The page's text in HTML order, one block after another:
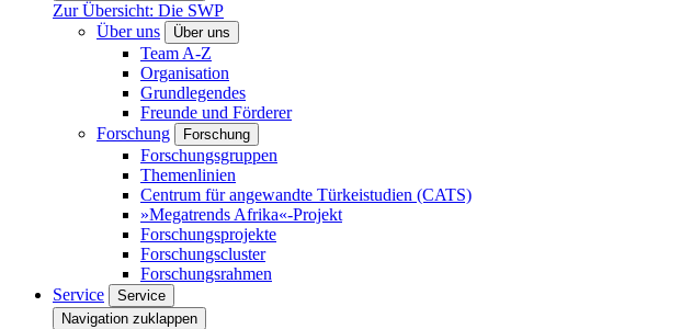
Zur Übersicht: Die SWP
Über uns
Über uns
Team A-Z
Organisation
Grundlegendes
Freunde und Förderer
Forschung
Forschung
Forschungsgruppen
Themenlinien
Centrum für angewandte Türkeistudien (CATS)
»Megatrends Afrika«-Projekt
Forschungsprojekte
Forschungscluster
Forschungsrahmen
Service
Service
Navigation zuklappen